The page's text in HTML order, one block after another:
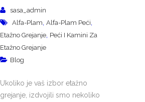
sasa_admin
Alfa-Plam Alfa-Plam Peći
Etažno Grejanje Peći I Kamini Za
Etažno Grejanje
Blog
Ukoliko je vaš izbor etažno
grejanje, izdvojili smo nekoliko